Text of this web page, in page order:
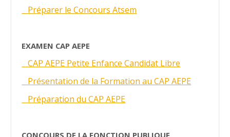
Préparer le Concours Atsem
EXAMEN CAP AEPE
CAP AEPE Petite Enfance Candidat Libre
Présentation de la Formation au CAP AEPE
Préparation du CAP AEPE
CONCOURS DE LA FONCTION PUBLIQUE